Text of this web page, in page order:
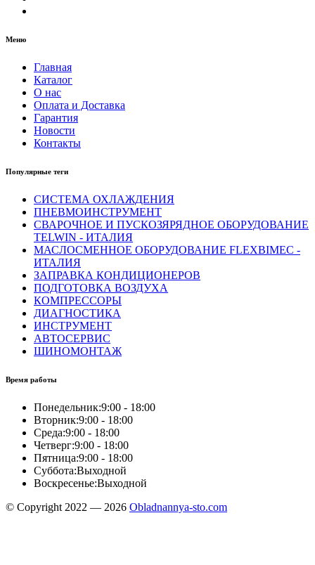
Меню
Главная
Каталог
О нас
Оплата и Доставка
Гарантия
Новости
Контакты
Популярные теги
СИСТЕМА ОХЛАЖДЕНИЯ
ПНЕВМОИНСТРУМЕНТ
СВАРОЧНОЕ И ПУСКОЗЯРЯДНОЕ ОБОРУДОВАНИЕ
TELWIN - ИТАЛИЯ
МАСЛОСМЕННОЕ ОБОРУДОВАНИЕ FLEXBIMEC -
ИТАЛИЯ
ЗАПРАВКА КОНДИЦИОНЕРОВ
ПОДГОТОВКА ВОЗДУХА
КОМПРЕССОРЫ
ДИАГНОСТИКА
ИНСТРУМЕНТ
АВТОСЕРВИС
ШИНОМОНТАЖ
Время работы
Понедельник:9:00 - 18:00
Вторник:9:00 - 18:00
Среда:9:00 - 18:00
Четверг:9:00 - 18:00
Пятница:9:00 - 18:00
Суббота:Выходной
Воскресенье:Выходной
© Copyright 2022 — 2026 Obladnannya-sto.com